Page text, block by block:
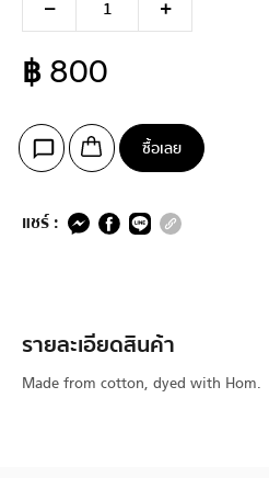
฿ 800
ซื้อเลย
แชร์ :
รายละเอียดสินค้า
Made from cotton, dyed with Hom.